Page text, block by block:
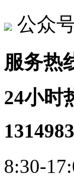
公众
服务热
24小时
8:30-